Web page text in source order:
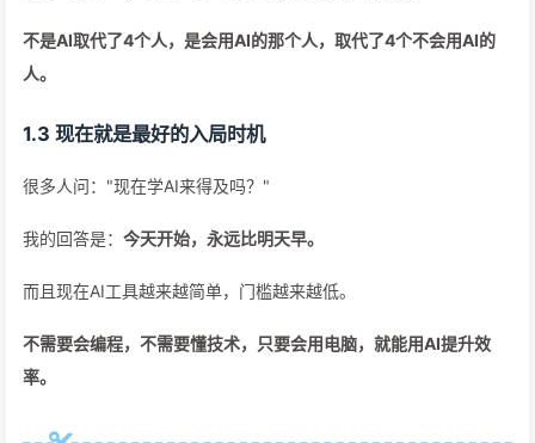
不是AI取代了4个人，是会用AI的那个人，取代了4个不会用AI的
人。
1.3 现在就是最好的入局时机
很多人问："现在学AI来得及吗？"
我的回答是： 今天开始，永远比明天早。
而且现在AI工具越来越简单，门槛越来越低。
不需要会编程，不需要懂技术，只要会用电脑，就能用AI提升效
率。